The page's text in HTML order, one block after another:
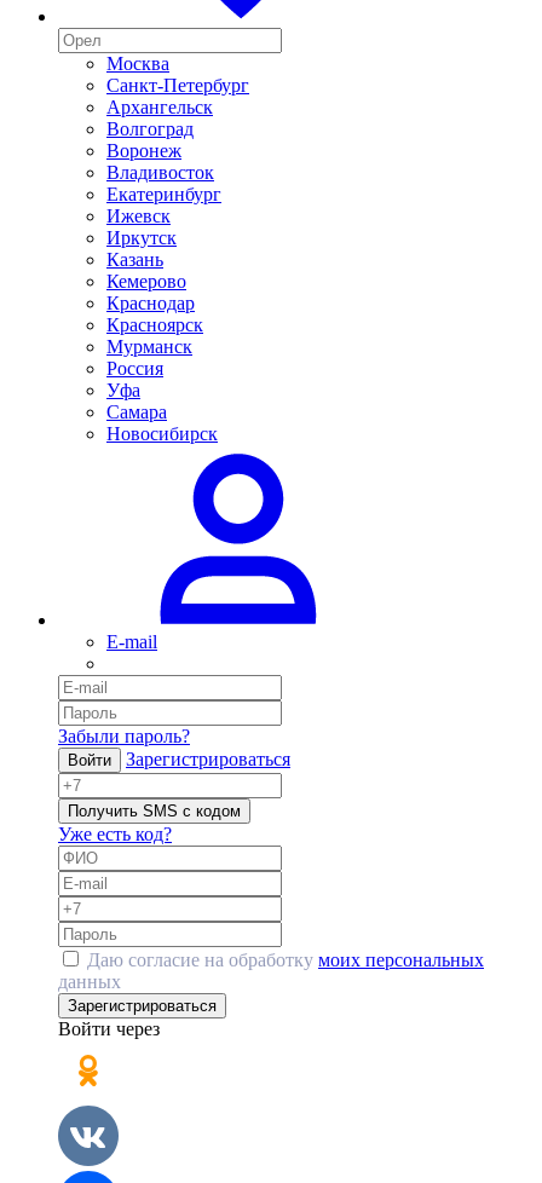
Москва
Санкт-Петербург
Архангельск
Волгоград
Воронеж
Владивосток
Екатеринбург
Ижевск
Иркутск
Казань
Кемерово
Краснодар
Красноярск
Мурманск
Россия
Уфа
Самара
Новосибирск
E-mail
Забыли пароль?
Войти Зарегистрироваться
Получить SMS с кодом
Уже есть код?
Даю согласие на обработку моих персональных
данных
Зарегистрироваться
Войти через